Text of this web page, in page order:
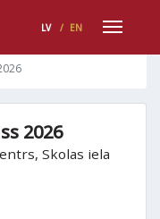
LV / EN
2026
Skolas iela